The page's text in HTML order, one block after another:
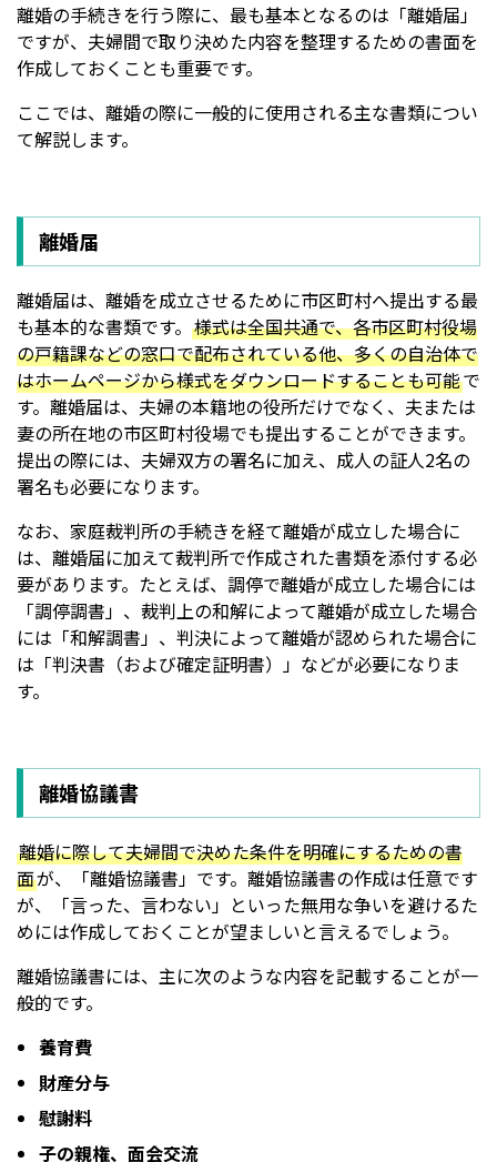
離婚の手続きを行う際に、最も基本となるのは「離婚届」
ですが、夫婦間で取り決めた内容を整理するための書面を
作成しておくことも重要です。
ここでは、離婚の際に一般的に使用される主な書類につい
て解説します。
離婚届
離婚届は、離婚を成立させるために市区町村へ提出する最
も基本的な書類です。 様式は全国共通で、各市区町村役場
の戸籍課などの窓口で配布されている他、多くの自治体で
はホームページから様式をダウンロードすることも可能で
す。離婚届は、夫婦の本籍地の役所だけでなく、夫または
妻の所在地の市区町村役場でも提出することができます。
提出の際には、夫婦双方の署名に加え、成人の証人2名の
署名も必要になります。
なお、家庭裁判所の手続きを経て離婚が成立した場合に
は、離婚届に加えて裁判所で作成された書類を添付する必
要があります。たとえば、調停で離婚が成立した場合には
「調停調書」、裁判上の和解によって離婚が成立した場合
には「和解調書」、判決によって離婚が認められた場合に
は「判決書（および確定証明書）」などが必要になりま
す。
離婚協議書
離婚に際して夫婦間で決めた条件を明確にするための書
面が、「離婚協議書」です。離婚協議書の作成は任意です
が、「言った、言わない」といった無用な争いを避けるた
めには作成しておくことが望ましいと言えるでしょう。
離婚協議書には、主に次のような内容を記載することが一
般的です。
養育費
財産分与
慰謝料
子の親権、面会交流